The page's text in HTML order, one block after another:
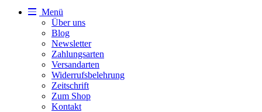
Menü
Über uns
Blog
Newsletter
Zahlungsarten
Versandarten
Widerrufsbelehrung
Zeitschrift
Zum Shop
Kontakt